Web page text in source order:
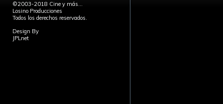
©2003-2018 Cine y más...
Losino Producciones
Todos los derechos reservados.
Design By
JPLnet